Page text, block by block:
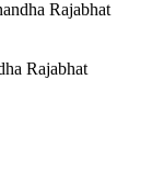
Rajabhat
Rajabhat